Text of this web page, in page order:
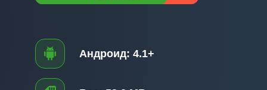
Андроид: 4.1+